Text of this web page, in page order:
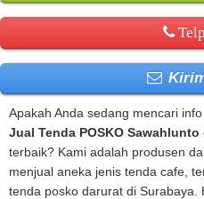
Apakah Anda sedang mencari
Jual Tenda POSKO Sawahlunto
terbaik? Kami adalah produsen
menjual aneka jenis tenda cafe,
tenda posko darurat di Surabaya.